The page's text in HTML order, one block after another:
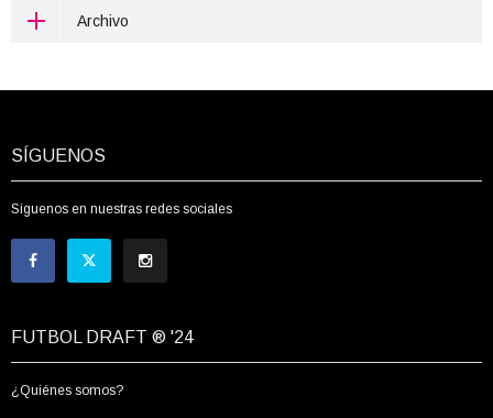
Archivo
SÍGUENOS
Síguenos en nuestras redes sociales
FUTBOL DRAFT ® '24
¿Quiénes somos?